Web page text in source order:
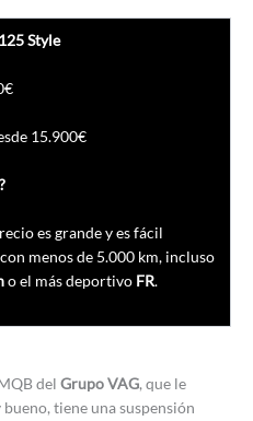
Style
15.900€
es grande y es fácil
menos de 5.000 km, incluso
o el más deportivo FR.
del Grupo VAG, que le
tiene una suspensión